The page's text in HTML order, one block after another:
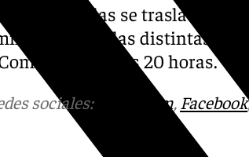
de coplas se traslada al
para las distintas
a las 20 horas.
sociales: Instagram, Facebook